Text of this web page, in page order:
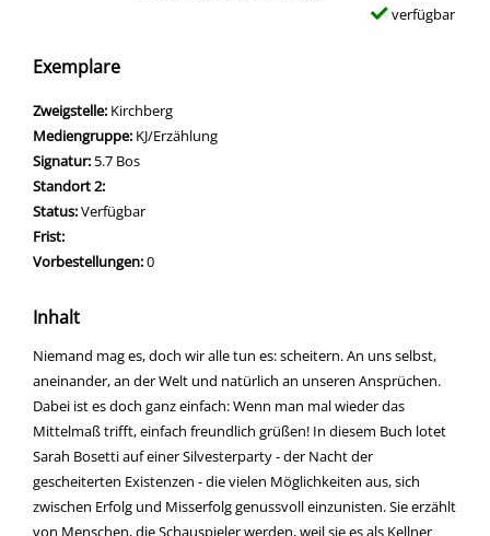
verfügbar
Exemplare
Zweigstelle: Kirchberg
Mediengruppe: KJ/Erzählung
Signatur: 5.7 Bos
Standort 2:
Status:Verfügbar
Frist:
Vorbestellungen:0
Inhalt
Niemand mag es, doch wir alle tun es: scheitern. An uns selbst,
aneinander, an der Welt und natürlich an unseren Ansprüchen.
Dabei ist es doch ganz einfach: Wenn man mal wieder das
Mittelmaß trifft, einfach freundlich grüßen! In diesem Buch lotet
Sarah Bosetti auf einer Silvesterparty - der Nacht der
gescheiterten Existenzen - die vielen Möglichkeiten aus, sich
zwischen Erfolg und Misserfolg genussvoll einzunisten. Sie erzählt
von Menschen, die Schauspieler werden, weil sie es als Kellner